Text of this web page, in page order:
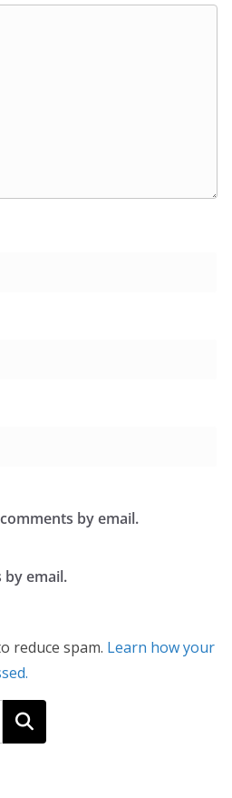
by email.
email.
reduce spam. Learn how your
ค้นหา